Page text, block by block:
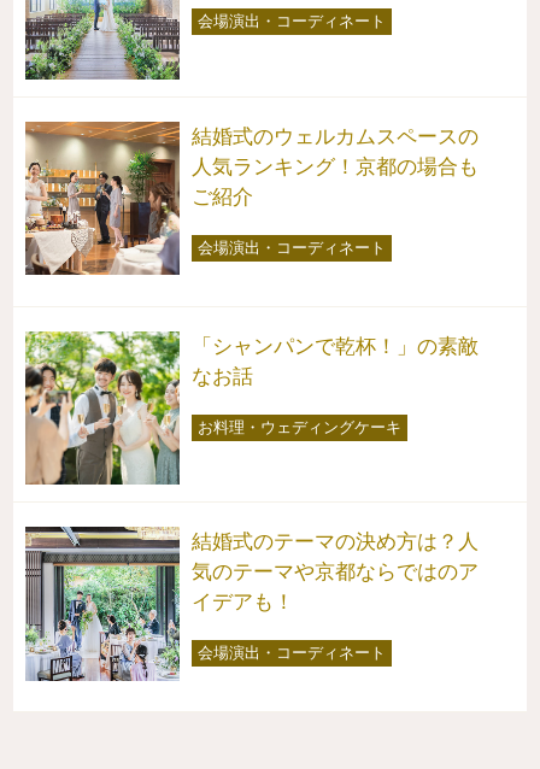
会場演出・コーディネート
結婚式のウェルカムスペースの
人気ランキング！京都の場合も
ご紹介
会場演出・コーディネート
「シャンパンで乾杯！」の素敵
なお話
お料理・ウェディングケーキ
結婚式のテーマの決め方は？人
気のテーマや京都ならではのア
イデアも！
会場演出・コーディネート